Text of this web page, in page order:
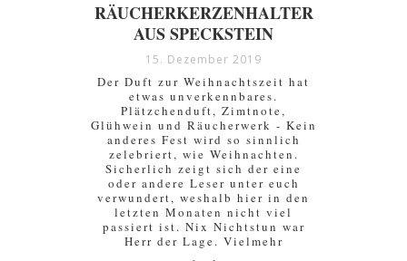
RÄUCHERKERZENHALTER
AUS SPECKSTEIN
15. Dezember 2019
Der Duft zur Weihnachtszeit hat
etwas unverkennbares.
Plätzchenduft, Zimtnote,
Glühwein und Räucherwerk - Kein
anderes Fest wird so sinnlich
zelebriert, wie Weihnachten.
Sicherlich zeigt sich der eine
oder andere Leser unter euch
verwundert, weshalb hier in den
letzten Monaten nicht viel
passiert ist. Nix Nichtstun war
Herr der Lage. Vielmehr